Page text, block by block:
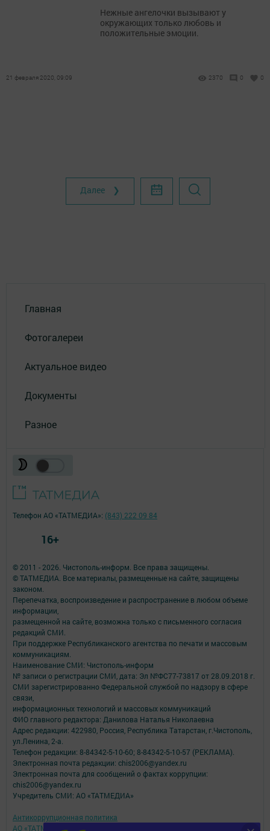
Нежные ангелочки вызывают у
окружающих только любовь и
положительные эмоции.
21 февраля 2020, 09:09 2370 0 0
Далее ❯
Главная
Фотогалереи
Актуальное видео
Документы
Разное
© 2011 - 2026. Чистополь-информ. Все права защищены.
© ТАТМЕДИА. Все материалы, размещенные на сайте, защищены
законом.
Перепечатка, воспроизведение и распространение в любом объеме
информации,
размещенной на сайте, возможна только с письменного согласия
редакций СМИ.
При поддержке Республиканского агентства по печати и массовым
коммуникациям.
Наименование СМИ: Чистополь-информ
№ записи о регистрации СМИ, дата: Эл №ФС77-73817 от 28.09.2018 г.
СМИ зарегистрированно Федеральной службой по надзору в сфере
связи,
информационных технологий и массовых коммуникаций
ФИО главного редактора: Данилова Наталья Николаевна
Адрес редакции: 422980, Россия, Республика Татарстан, г.Чистополь,
ул.Ленина, 2-а.
Телефон редакции: 8-84342-5-10-60; 8-84342-5-10-57 (РЕКЛАМА).
Электронная почта редакции: chis2006@yandex.ru
Электронная почта для сообщений о фактах коррупции:
chis2006@yandex.ru
Учредитель СМИ: АО «ТАТМЕДИА»
Антикоррупционная политика
АО «ТАТМЕДИА» использует «cookie»
для персонализации сервисов и
Телефон АО «ТАТМЕДИА»: (843) 222 09 84
16+